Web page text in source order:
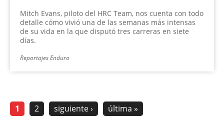
Mitch Evans, piloto del HRC Team, nos cuenta con todo
detalle cómo vivió una de las semanas más intensas
de su vida en la que disputó tres carreras en siete
días.
Reportajes Enduro
1 2 siguiente › última »